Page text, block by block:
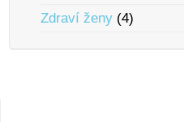
Zdraví ženy (4)